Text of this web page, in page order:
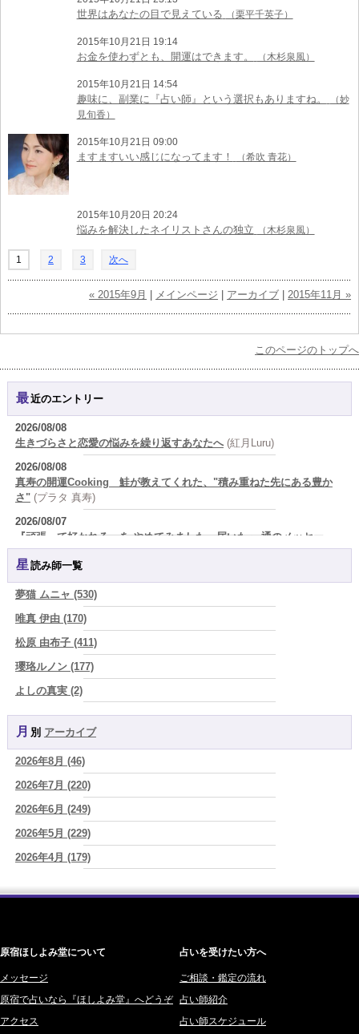
世界はあなたの目で見えている （栗平千英子）
2015年10月21日 19:14
お金を使わずとも、開運はできます。 （木杉泉風）
2015年10月21日 14:54
趣味に、副業に『占い師』という選択もありますね。
（妙
見旬香）
2015年10月21日 09:00
ますますいい感じになってます！ （希吹 青花）
2015年10月20日 20:24
悩みを解決したネイリストさんの独立 （木杉泉風）
1 2 3 次へ
« 2015年9月 メインページ アーカイブ 2015年11月 »
このページのトップへ
最近のエントリー
2026/08/08
生きづらさと恋愛の悩みを繰り返すあなたへ (紅月Luru)
2026/08/08
真寿の開運Cooking 鮭が教えてくれた、"積み重ねた先にある豊か
さ" (プラタ 真寿)
2026/08/07
『頑張って好かれる』を やめてみました。届いた 一通のメッセー
ジ。 (プラタ 真寿)
2026年8月8日 甲寅――自分の軸を持ちながら、世界と対話する日
新しいことに触れると、自分の中の回路がひらく｜好奇心を持ち続け
る楽しさ (美月マーシャ)
2026/08/07
2026年8月7日 癸丑 自分を消さずに、調和を育てる日 (あぐり)
2026/08/07
時間は前に進んでいく。後悔は消せないけれど未来を変えていくこと
ができる (真巳華 - Mamika -)
2026/08/07
「いいお母さん」という仮面を外した日に、鏡の中に立っていたのは
誰でしたか」 (芽百マミム)
2026/08/07
「運命の人を探して何年も迷った。でも最後に気づく…本当に人生を
狂わせるのは『誰を好きになったか』ではなく、『間違ったタイミン
星読み師一覧
夢猫 ムニャ (530)
唯真 伊由 (170)
松原 由布子 (411)
瓔珞ルノン (177)
よしの真実 (2)
YOSHIKI (58)
よみ (39)
一之森 陽柑 (26)
椰奈空 (64)
ワカリミ (1)
神楽峰ヴィスカ (10)
赤羽うさぎ (341)
橘メルロ (7)
鈴喜みわこ (8)
鯖ノ実 ソニン (19)
愛音ソナタ (16)
月別 アーカイブ
2026年8月 (46)
2026年7月 (220)
2026年6月 (249)
2026年5月 (229)
2026年4月 (179)
2025年12月 (201)
2025年11月 (252)
2025年10月 (242)
2025年9月 (196)
原宿ほしよみ堂について
メッセージ
原宿で占いなら『ほしよみ堂』へどうぞ
アクセス
占いを受けたい方へ
ご相談・鑑定の流れ
占い師紹介
占い師スケジュール